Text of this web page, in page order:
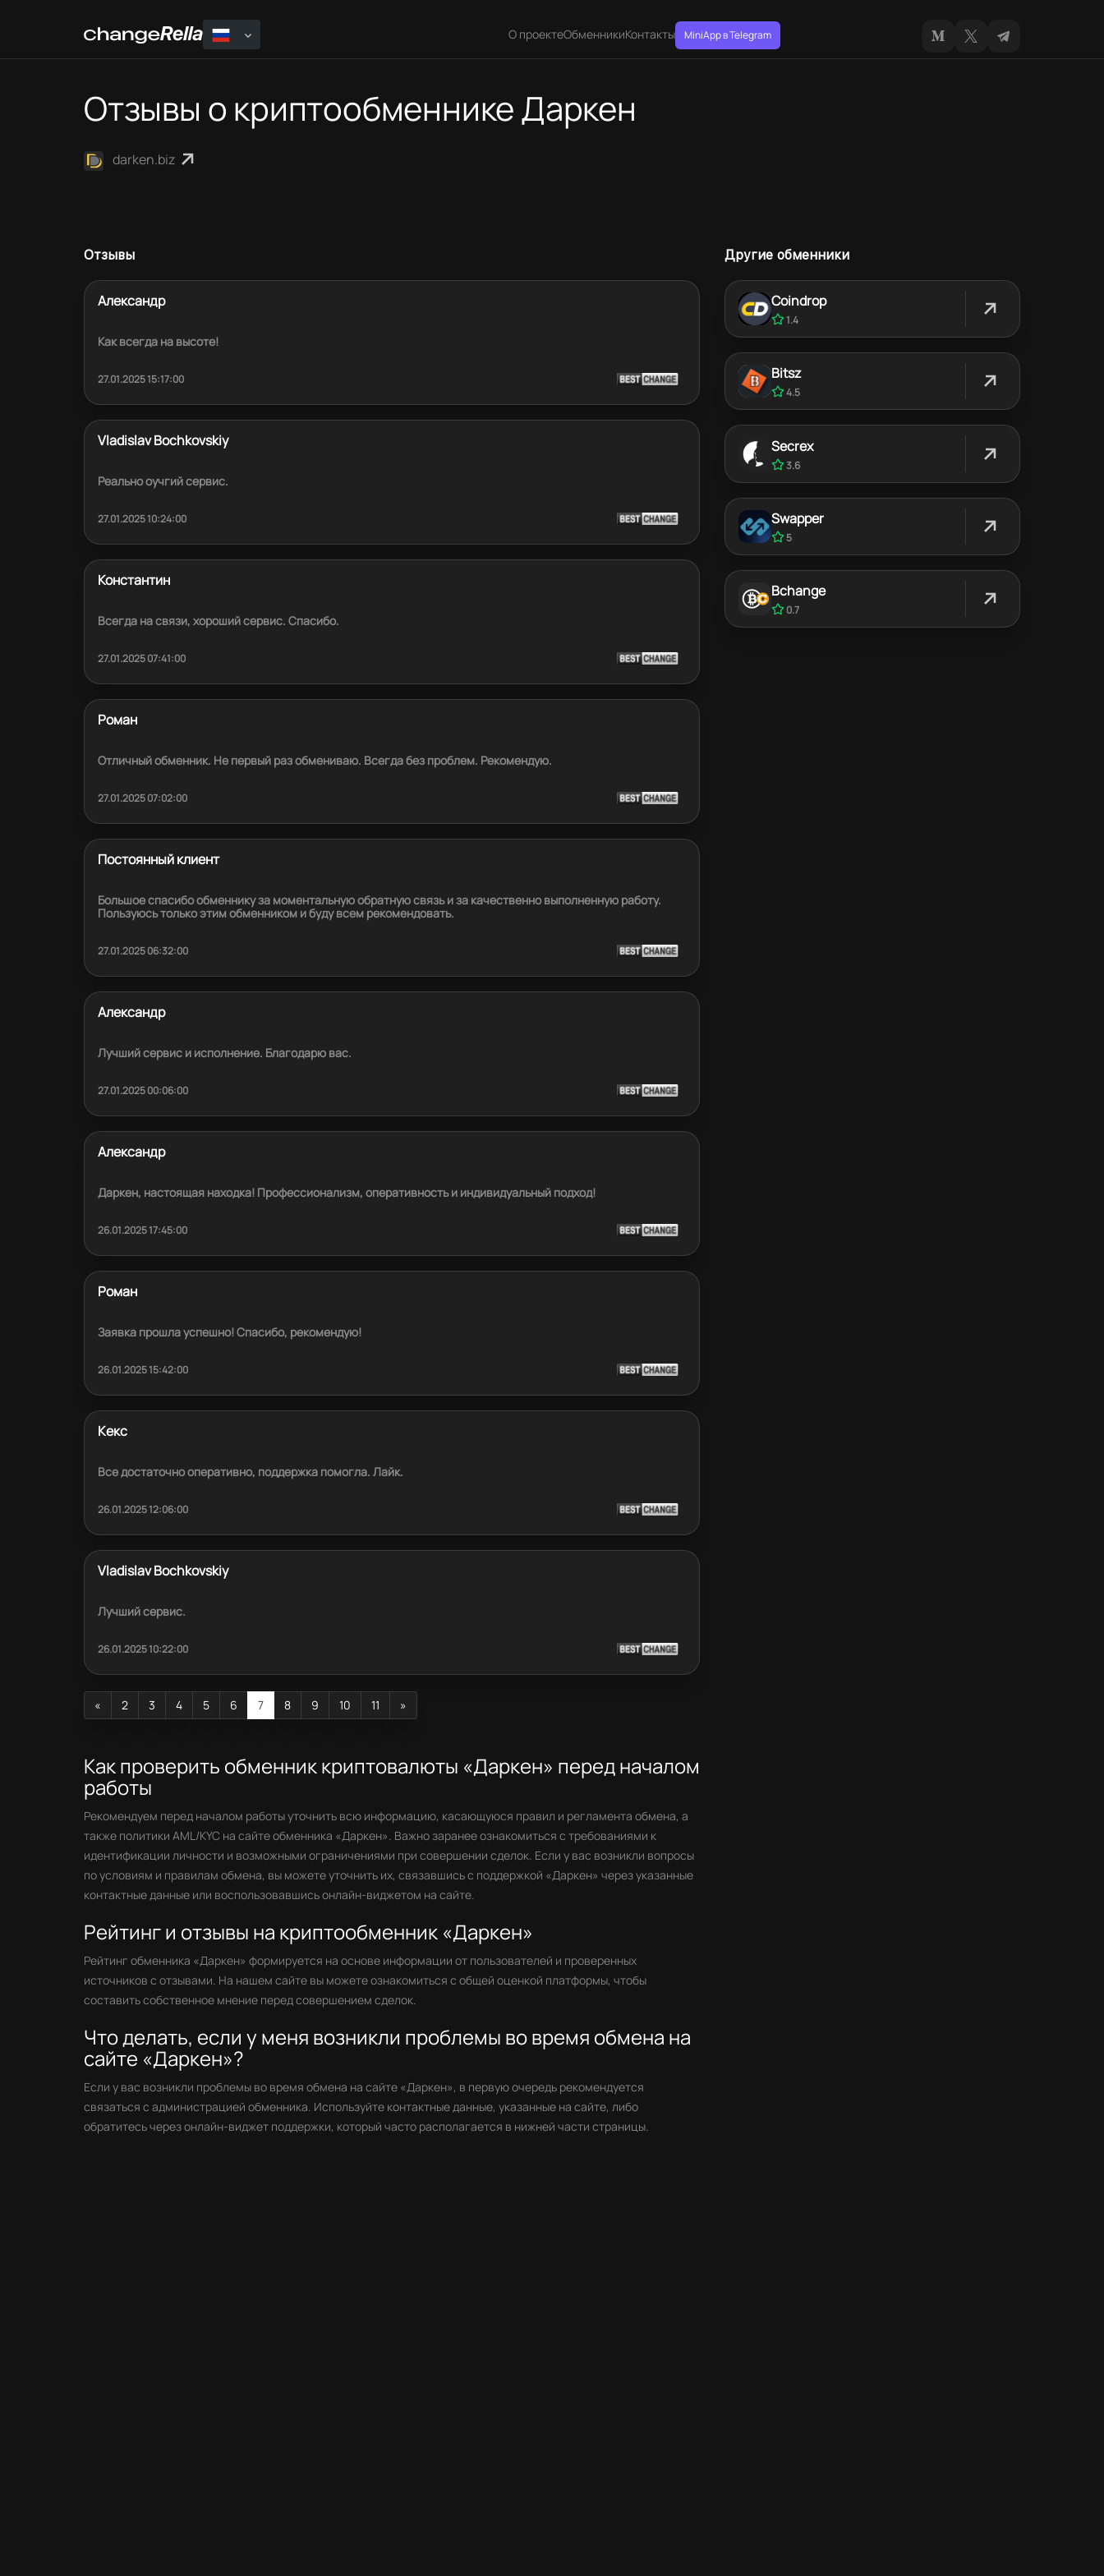
О проектеОбменникиКонтакты MiniApp в Telegram
Отзывы о криптообменнике Даркен
darken.biz
Отзывы
Александр
Как всегда на высоте!
27.01.2025 15:17:00
Vladislav Bochkovskiy
Реально оучгий сервис.
27.01.2025 10:24:00
Константин
Всегда на связи, хороший сервис. Спасибо.
27.01.2025 07:41:00
Роман
Отличный обменник. Не первый раз обмениваю. Всегда без проблем. Рекомендую.
27.01.2025 07:02:00
Постоянный клиент
Большое спасибо обменнику за моментальную обратную связь и за качественно выполненную работу.
Пользуюсь только этим обменником и буду всем рекомендовать.
27.01.2025 06:32:00
Александр
Лучший сервис и исполнение. Благодарю вас.
27.01.2025 00:06:00
Александр
Даркен, настоящая находка! Профессионализм, оперативность и индивидуальный подход!
26.01.2025 17:45:00
Роман
Заявка прошла успешно! Спасибо, рекомендую!
26.01.2025 15:42:00
Кекс
Все достаточно оперативно, поддержка помогла. Лайк.
26.01.2025 12:06:00
Vladislav Bochkovskiy
Лучший сервис.
26.01.2025 10:22:00
« 2 3 4 5 6 7 8 9 10 11 »
Как проверить обменник криптовалюты «Даркен» перед началом
работы
Рекомендуем перед началом работы уточнить всю информацию, касающуюся правил и регламента обмена, а
также политики AML/KYC на сайте обменника «Даркен». Важно заранее ознакомиться с требованиями к
идентификации личности и возможными ограничениями при совершении сделок. Если у вас возникли вопросы
по условиям и правилам обмена, вы можете уточнить их, связавшись с поддержкой «Даркен» через указанные
контактные данные или воспользовавшись онлайн-виджетом на сайте.
Рейтинг и отзывы на криптообменник «Даркен»
Рейтинг обменника «Даркен» формируется на основе информации от пользователей и проверенных
источников с отзывами. На нашем сайте вы можете ознакомиться с общей оценкой платформы, чтобы
составить собственное мнение перед совершением сделок.
Что делать, если у меня возникли проблемы во время обмена на
сайте «Даркен»?
Если у вас возникли проблемы во время обмена на сайте «Даркен», в первую очередь рекомендуется
связаться с администрацией обменника. Используйте контактные данные, указанные на сайте, либо
обратитесь через онлайн-виджет поддержки, который часто располагается в нижней части страницы.
Другие обменники
Coindrop
1.4
Bitsz
4.5
Secrex
3.6
Swapper
5
Bchange
0.7